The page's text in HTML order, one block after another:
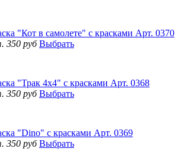
"Кот в самолете" с красками Арт. 0370
350 руб Выбрать
"Трак 4x4" с красками Арт. 0368
350 руб Выбрать
"Dino" с красками Арт. 0369
350 руб Выбрать